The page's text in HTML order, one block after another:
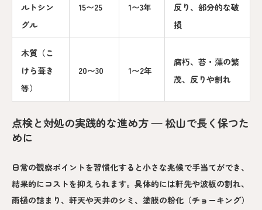
ルトシン
グル
15〜25 1〜3年
反り、部分的な破
損
木質（こ
けら葺き
等）
20〜30 1〜2年
腐朽、苔・藻の繁
茂、反りや割れ
点検と対処の実践的な進め方 — 松山で長く保つた
めに
日常の観察ポイントを習慣化すると小さな兆候で手当てができ、
結果的にコストを抑えられます。具体的には軒先や波板の割れ、
雨樋の詰まり、軒天や天井のシミ、塗膜の粉化（チョーキング）